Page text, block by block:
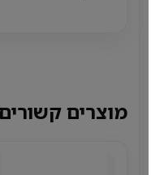
מוצרים קשורים